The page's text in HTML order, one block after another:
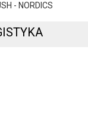
- NORDICS